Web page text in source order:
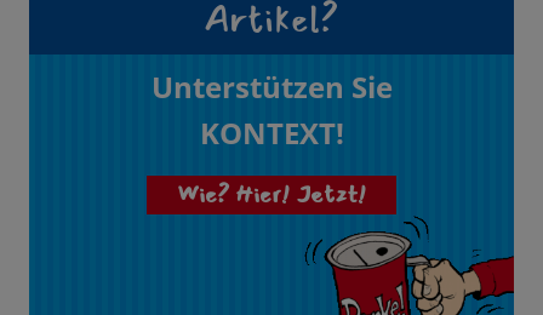
Artikel?
Unterstützen Sie
KONTEXT!
Wie? Hier! Jetzt!